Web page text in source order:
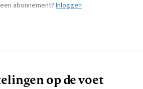
abonnement? Inloggen
op de voet